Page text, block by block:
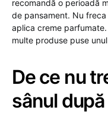
recomandă o perioadă
de pansament. Nu
aplica creme
multe produse puse
De ce nu
sânul